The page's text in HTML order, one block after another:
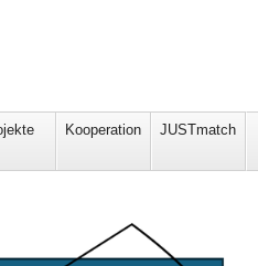
Kooperation JUSTmatch